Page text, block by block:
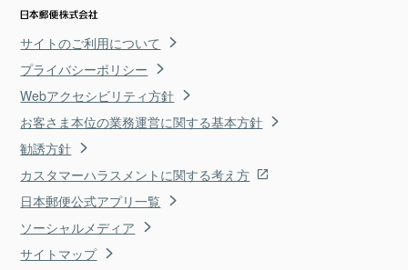
サイトのご利用について
プライバシーポリシー
Webアクセシビリティ方針
お客さま本位の業務運営に関する基本方針
勧誘方針
カスタマーハラスメントに関する考え方
日本郵便公式アプリ一覧
ソーシャルメディア
サイトマップ